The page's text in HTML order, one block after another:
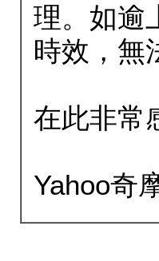
理。如逾
時效，無
在此非常
Yahoo奇